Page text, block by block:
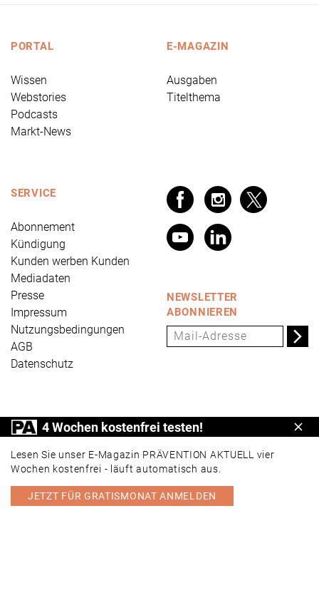
PORTAL
Wissen
Webstories
Podcasts
Markt-News
E-MAGAZIN
Ausgaben
Titelthema
SERVICE
Abonnement
Kündigung
Kunden werben Kunden
Mediadaten
Presse
Impressum
Nutzungsbedingungen
AGB
Datenschutz
NEWSLETTER
ABONNIEREN
PRÄVENTION AKTUELL ist ein Produkt der Universum
Verlag GmbH, Wettinerstraße 3-5, 65189 Wiesbaden,
www.universum.de,info@universum.de
PORTAL E-MAGAZIN
4 Wochen kostenfrei testen!
Lesen Sie unser E-Magazin PRÄVENTION AKTUELL vier
Wochen kostenfrei - läuft automatisch aus.
JETZT FÜR GRATISMONAT ANMELDEN